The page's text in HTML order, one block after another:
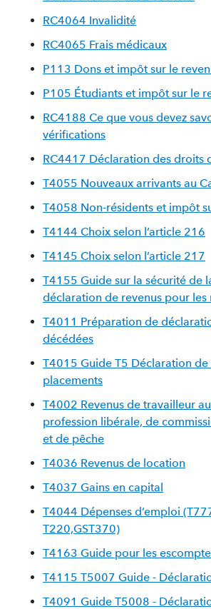
RC4064 Invalidité
RC4065 Frais médicaux
P113 Dons et impôt sur le
P105 Étudiants et impôt sur le
RC4188 Ce que vous devez
vérifications
RC4417 Déclaration des droits
T4055 Nouveaux arrivants au
T4058 Non-résidents et impôt
T4144 Choix selon l’article 216
T4145 Choix selon l’article 217
T4155 Guide sur la sécurité de
déclaration de revenus pour les
T4011 Préparation de
décédées
T4015 Guide T5 Déclaration de
placements
T4002 Revenus de travailleur
profession libérale, de
et de pêche
T4036 Revenus de location
T4037 Gains en capital
T4044 Dépenses d’emploi
T220,GST370)
T4163 Guide pour les
T4115 T5007 Guide -
T4091 Guide T5008 -